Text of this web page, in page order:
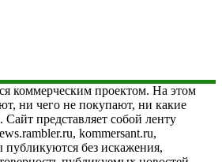
коммерческим проектом. На этом
ни чего не покупают, ни какие
представляет собой ленту
kommersant.ru,
без искажения,